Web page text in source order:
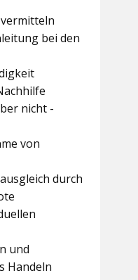
bei den
nicht -
von
durch
und
Handeln